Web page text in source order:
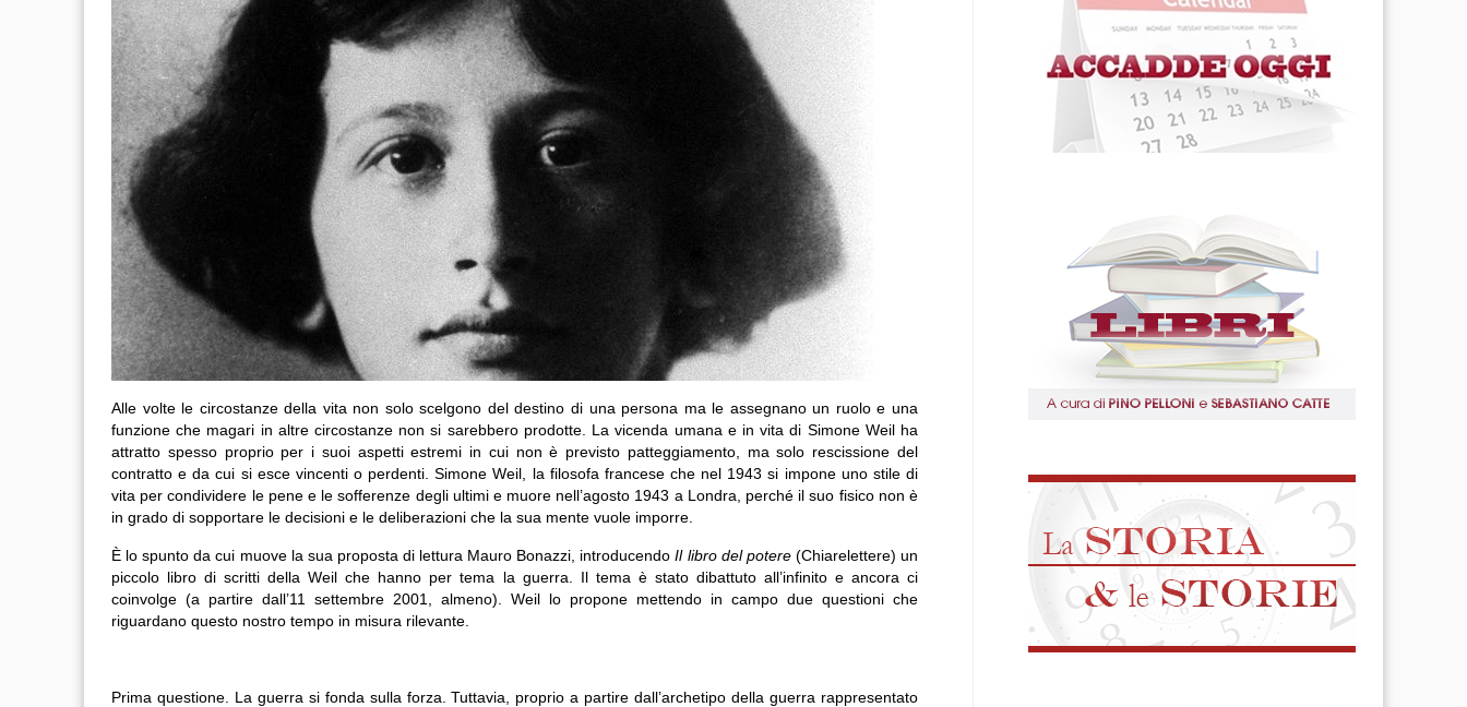
Alle volte le circostanze della vita non solo scelgono del destino di una persona ma le assegnano un ruolo e una
funzione che magari in altre circostanze non si sarebbero prodotte. La vicenda umana e in vita di Simone Weil ha
attratto spesso proprio per i suoi aspetti estremi in cui non è previsto patteggiamento, ma solo rescissione del
contratto e da cui si esce vincenti o perdenti. Simone Weil, la filosofa francese che nel 1943 si impone uno stile di
vita per condividere le pene e le sofferenze degli ultimi e muore nell’agosto 1943 a Londra, perché il suo fisico non è
in grado di sopportare le decisioni e le deliberazioni che la sua mente vuole imporre.
È lo spunto da cui muove la sua proposta di lettura Mauro Bonazzi, introducendo Il libro del potere(Chiarelettere) un
piccolo libro di scritti della Weil che hanno per tema la guerra. Il tema è stato dibattuto all’infinito e ancora ci
coinvolge (a partire dall’11 settembre 2001, almeno). Weil lo propone mettendo in campo due questioni che
riguardano questo nostro tempo in misura rilevante.
Prima questione. La guerra si fonda sulla forza. Tuttavia, proprio a partire dall’archetipo della guerra rappresentato